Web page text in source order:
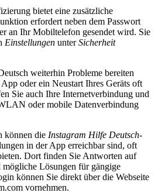
bietet eine zusätzliche
erfordert neben dem Passwort
an Ihr Mobiltelefon gesendet wird. Sie
Einstellungen unterSicherheit
weiterhin Probleme bereiten
oder ein Neustart Ihres Geräts oft
Sie auch Ihre Internetverbindung und
oder mobile Datenverbindung
können die Instagram Hilfe Deutsch-
in der App erreichbar sind, oft
Dort finden Sie Antworten auf
mögliche Lösungen für gängige
können Sie direkt über die Webseite
vornehmen.